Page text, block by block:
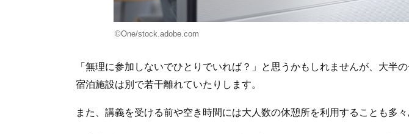
©One/stock.adobe.com
「無理に参加しないでひとりでいれば？」と思うかもしれませんが、大半
宿泊施設は別で若干離れていたりします。
また、講義を受ける前や空き時間には大人数の休憩所を利用することも多々